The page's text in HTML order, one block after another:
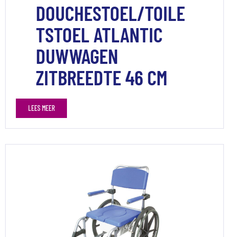
DOUCHESTOEL/TOILE
TSTOEL ATLANTIC
DUWWAGEN
ZITBREEDTE 46 CM
LEES MEER